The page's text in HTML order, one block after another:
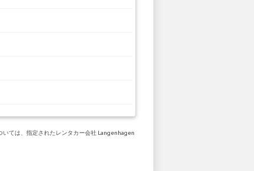
ては、指定されたレンタカー会社 Langenhagen